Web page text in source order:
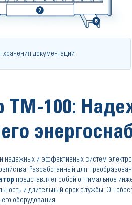
хранения документации
ТМ-100:
надежных и эффективных систем
Разработанный для
представляет собой оптимальное
и длительный срок службы. Он
оборудования.